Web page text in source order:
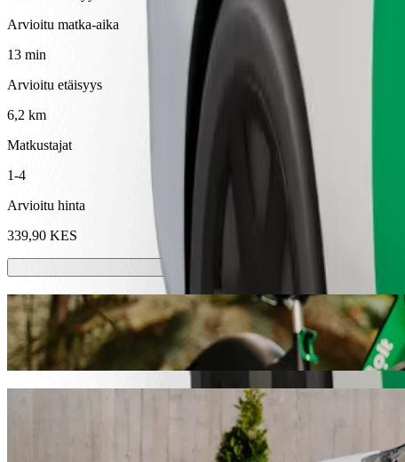
Arvioitu matka-aika
13 min
Arvioitu etäisyys
6,2 km
Matkustajat
1-4
Arvioitu hinta
339,90 KES
Sähköpotkulaudat tai sähköpyörät
Liiku kaupungissa Eldoret sähköpotkulaudoilla tai sähköpyörillä
Lataa Bolt-sovellus
Pääse paikasta Moi University School of
Suosittelemme Bolt-kyytipalvelua, jos etsit parasta hintaa matkalle
sinulle sopivan ajoneuvon.